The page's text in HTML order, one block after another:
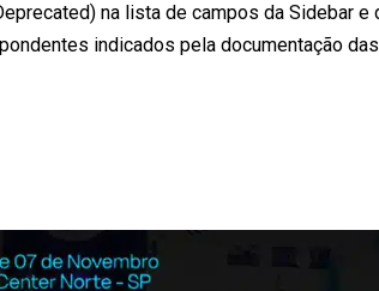
na lista de campos da Sidebar e
indicados pela documentação